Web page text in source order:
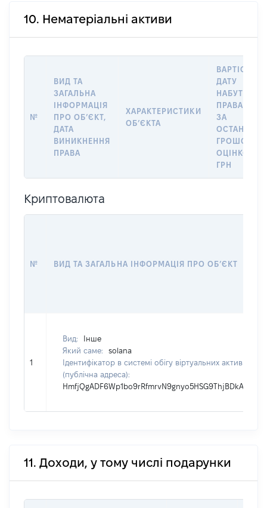
10. Нематеріальні активи
№
ВИД ТА
ЗАГАЛЬНА
ІНФОРМАЦІЯ
ПРО ОБʼЄКТ,
ДАТА
ВИНИКНЕННЯ
ПРАВА
ХАРАКТЕРИСТИКИ
ОБʼЄКТА
ВАРТІСТЬ
ДАТУ
НАБУТТЯ
ПРАВА АБО
ЗА
ОЦІНКОЮ,
ГРН
Криптовалюта
№ ВИД ТА ЗАГАЛЬНА ІНФОРМАЦІЯ ПРО ОБʼЄКТ
1
Вид:
Інше
Який саме:
solana
Ідентифікатор в системі обігу віртуальних активів
(публічна адреса):
HmfjQgADF6Wp1bo9rRfmrvN9gnyo5HSG9ThjBDkAB6iu
11. Доходи, у тому числі подарунки